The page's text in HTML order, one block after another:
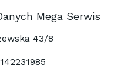
Mega Serwis
43/8